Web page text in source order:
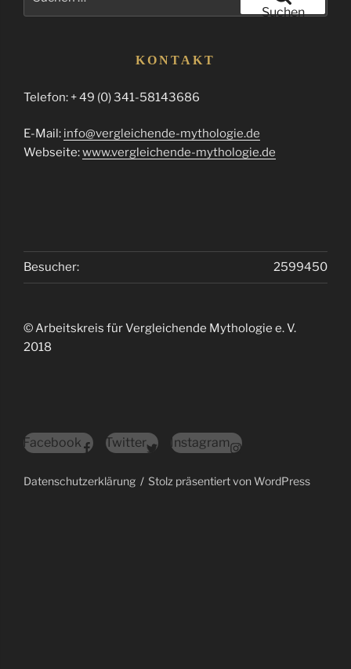
Suchen
KONTAKT
Telefon: + 49 (0) 341-58143686
E-Mail: info@vergleichende-mythologie.de
Webseite:www.vergleichende-mythologie.de
2599450
Besucher:
© Arbeitskreis für Vergleichende Mythologie e. V.
2018
Facebook Twitter Instagram
Datenschutzerklärung Stolz präsentiert von WordPress